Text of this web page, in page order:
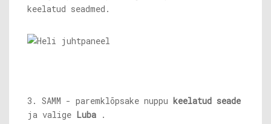
keelatud seadmed.
3. SAMM - paremklõpsake nuppu keelatud seade
ja valige Luba .